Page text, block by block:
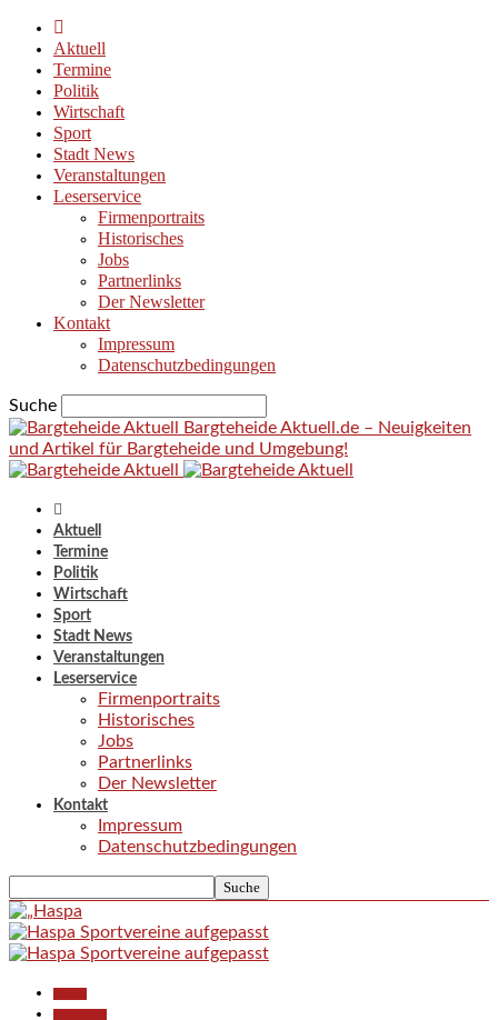
Aktuell
Termine
Politik
Wirtschaft
Sport
Stadt News
Veranstaltungen
Leserservice
Firmenportraits
Historisches
Jobs
Partnerlinks
Der Newsletter
Kontakt
Impressum
Datenschutzbedingungen
Suche
Bargteheide Aktuell.de – Neuigkeiten
und Artikel für Bargteheide und Umgebung!
Aktuell
Termine
Politik
Wirtschaft
Sport
Stadt News
Veranstaltungen
Leserservice
Firmenportraits
Historisches
Jobs
Partnerlinks
Der Newsletter
Kontakt
Impressum
Datenschutzbedingungen